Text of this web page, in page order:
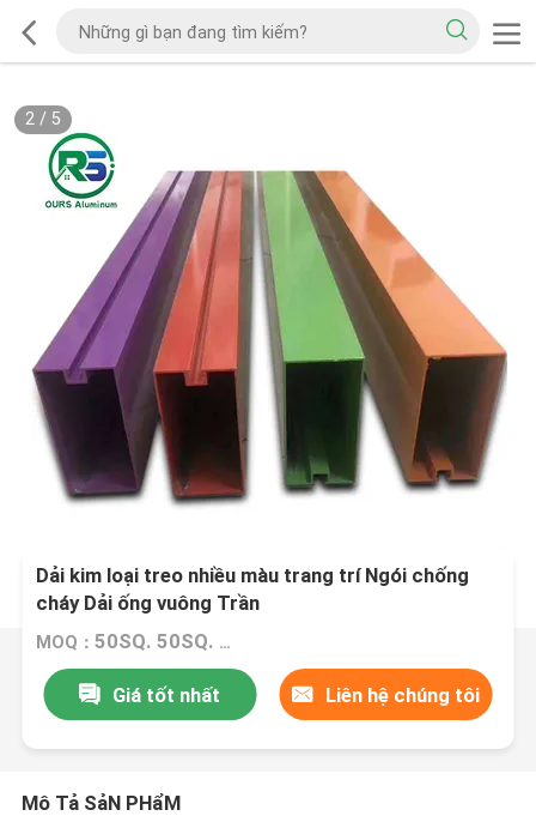
2/ 5
Dải kim loại treo nhiều màu trang trí Ngói chống
cháy Dải ống vuông Trần
MOQ：50SQ. 50SQ. M
Giá tốt nhất Liên hệ chúng tôi
Mô Tả SảN PHẩM